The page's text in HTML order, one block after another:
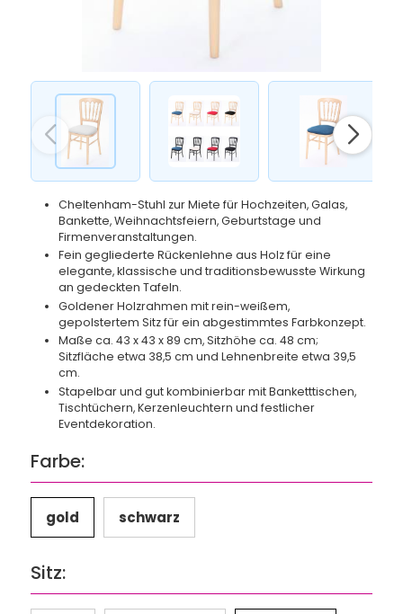
Cheltenham-Stuhl zur Miete für Hochzeiten, Galas,
Bankette, Weihnachtsfeiern, Geburtstage und
Firmenveranstaltungen.
Fein gegliederte Rückenlehne aus Holz für eine
elegante, klassische und traditionsbewusste Wirkung
an gedeckten Tafeln.
Goldener Holzrahmen mit rein-weißem,
gepolstertem Sitz für ein abgestimmtes Farbkonzept.
Maße ca. 43 x 43 x 89 cm, Sitzhöhe ca. 48 cm;
Sitzfläche etwa 38,5 cm und Lehnenbreite etwa 39,5
cm.
Stapelbar und gut kombinierbar mit Banketttischen,
Tischtüchern, Kerzenleuchtern und festlicher
Eventdekoration.
Farbe:
gold schwarz
Sitz: